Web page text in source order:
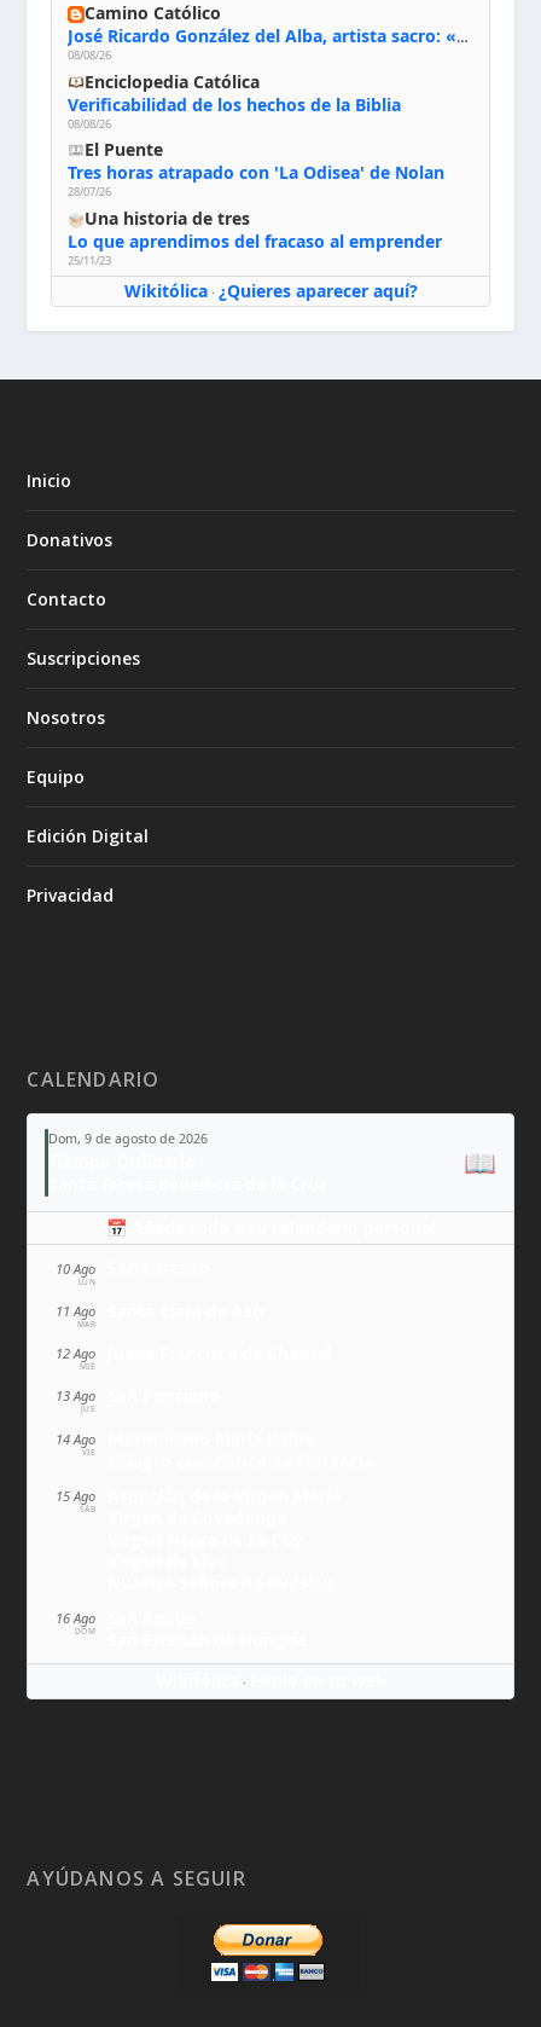
Camino Católico
José Ricardo González del Alba, artista sacro: «Yo oro, hablo con Dios, le pido al Espíritu Santo su inspiración y siempre pinto rezando el rosario para que sea Él quien actúe a través de mis manos»
08/08/26
Enciclopedia Católica
Verificabilidad de los hechos de la Biblia
08/08/26
El Puente
Tres horas atrapado con 'La Odisea' de Nolan
28/07/26
Una historia de tres
Lo que aprendimos del fracaso al emprender
25/11/23
Wikitólica· ¿Quieres aparecer aquí?
Inicio
Donativos
Contacto
Suscripciones
Nosotros
Equipo
Edición Digital
Privacidad
CALENDARIO
Dom, 9 de agosto de 2026
📖
📅 Añade todo a tu calendario personal
10 Ago
LUN
11 Ago
MAR
12 Ago
MIÉ
13 Ago
JUE
14 Ago
VIE
15 Ago
SÁB
16 Ago
DOM
·
AYÚDANOS A SEGUIR